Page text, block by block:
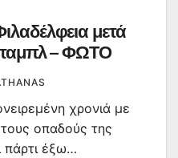
μετά
– ΦΩΤΟ
χρονιά με
οπαδούς της
πάρτι έξω…